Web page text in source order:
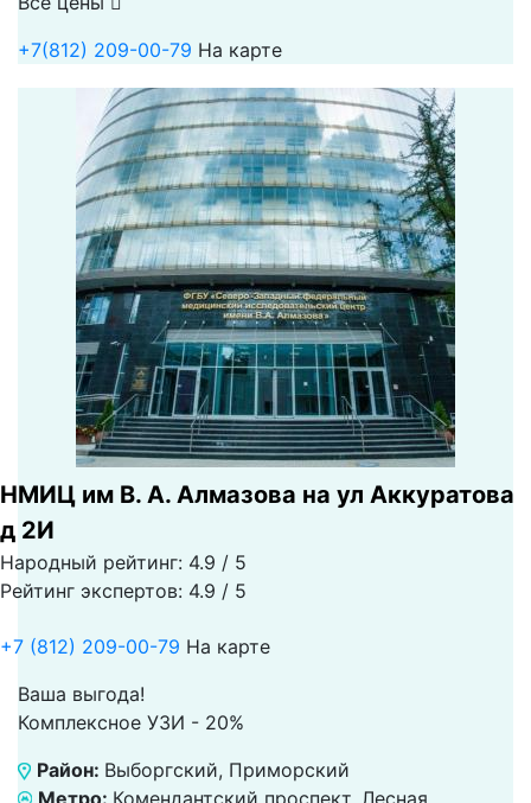
+7(812) 209-00-79 На карте
НМИЦ им В. А. Алмазова на ул Аккуратова
д 2И
Народный рейтинг: 4.9 / 5
Рейтинг экспертов: 4.9 / 5
+7 (812) 209-00-79 На карте
Ваша выгода!
Комплексное УЗИ - 20%
Район: Выборгский, Приморский